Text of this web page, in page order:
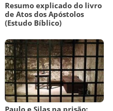
Resumo explicado do livro
de Atos dos Apóstolos
(Estudo Bíblico)
Paulo e Silas na prisão: